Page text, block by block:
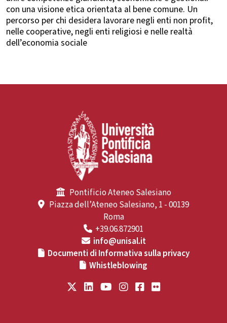
con una visione etica orientata al bene comune. Un
percorso per chi desidera lavorare negli enti non profit,
nelle cooperative, negli enti religiosi e nelle realtà
dell’economia sociale
Pontificio Ateneo Salesiano
Piazza dell’Ateneo Salesiano, 1 - 00139
Roma
+39.06.872901
info@unisal.it
Documenti di Informativa sulla privacy
Whistleblowing